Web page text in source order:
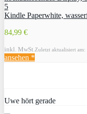
Kindle Paperwhite,
84,99 €
inkl. MwSt. Zuletzt aktualisiert
ansehen *
Uwe hört gerade